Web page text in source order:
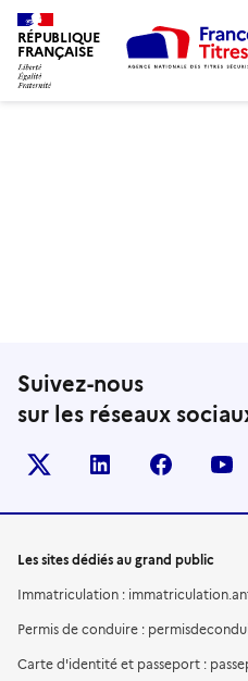
RÉPUBLIQUE
FRANÇAISE
Suivez-nous
sur les réseaux
X (anciennement TWITTER)
LINKEDINFACEBOOK
Les sites dédiés au grand public
Immatriculation :
Permis de conduire :
Carte d'identité et passeport :